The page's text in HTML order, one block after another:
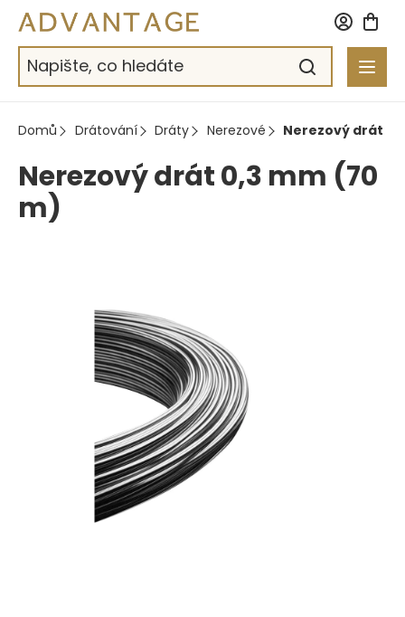
Přejít
obsah
Domů Drátování Dráty Nerezové Nerezový drát
Nerezový drát 0,3 mm (70
m)